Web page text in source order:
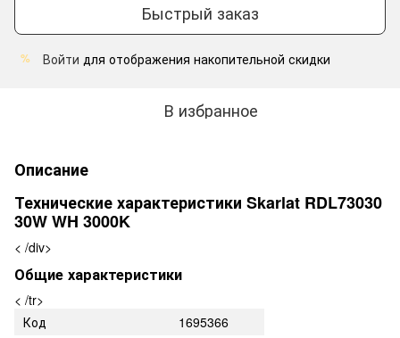
Быстрый заказ
% Войти для отображения накопительной скидки
В избранное
Описание
Технические характеристики Skarlat RDL73030
30W WH 3000K
< /div>
Общие характеристики
< /tr>
Код
1695366